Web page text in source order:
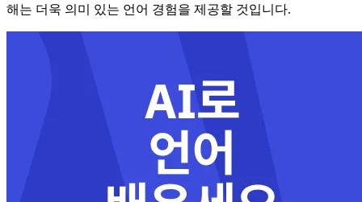
해는 더욱 의미 있는 언어 경험을 제공할 것입니다.